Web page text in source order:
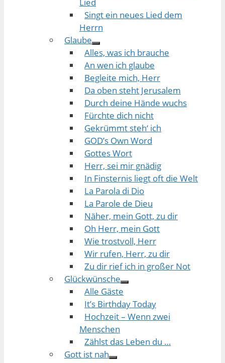
Singt ein neues Lied dem
Herrn
Glaube
Alles, was ich brauche
An wen ich glaube
Begleite mich, Herr
Da oben steht Jerusalem
Durch deine Hände wuchs
Fürchte dich nicht
Gekrümmt steh‘ ich
GOD’s Own Word
Gottes Wort
Herr, sei mir gnädig
In Finsternis liegt oft die Welt
La Parola di Dio
La Parole de Dieu
Näher, mein Gott, zu dir
Oh Herr, mein Gott
Wie trostvoll, Herr
Wir rufen, Herr, zu dir
Zu dir rief ich in großer Not
Glückwünsche
Alle Gäste
It’s Birthday Today
Hochzeit – Wenn zwei
Menschen
Zählst das Leben du …
Gott ist nah